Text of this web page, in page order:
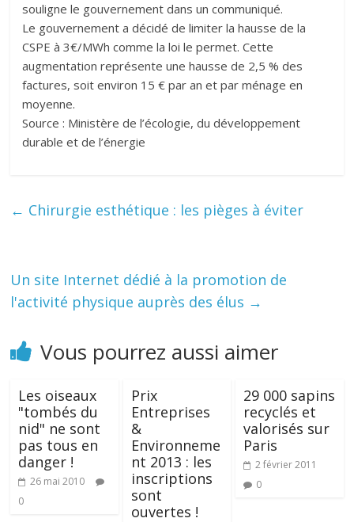
souligne le gouvernement dans un communiqué.
Le gouvernement a décidé de limiter la hausse de la
CSPE à 3€/MWh comme la loi le permet. Cette
augmentation représente une hausse de 2,5 % des
factures, soit environ 15 € par an et par ménage en
moyenne.
Source : Ministère de l’écologie, du développement
durable et de l’énergie
← Chirurgie esthétique : les pièges à éviter
Un site Internet dédié à la promotion de
l'activité physique auprès des élus →
Vous pourrez aussi aimer
Les oiseaux
"tombés du
nid" ne sont
pas tous en
danger !
26 mai 2010
0
Prix
Entreprises
&
Environneme
nt 2013 : les
inscriptions
sont
ouvertes !
29 000 sapins
recyclés et
valorisés sur
Paris
2 février 2011
0